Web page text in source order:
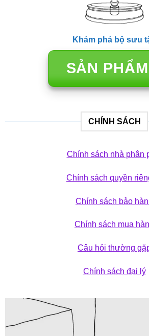
Khám phá bộ sưu
SẢN PHẨM
CHÍNH SÁCH
Chính sách nhà phân
Chính sách quyền
Chính sách bảo
Chính sách mua
Câu hỏi thường
Chính sách đại lý